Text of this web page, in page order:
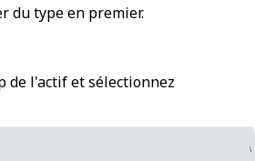
du type en premier.
de l'actif et sélectionnez